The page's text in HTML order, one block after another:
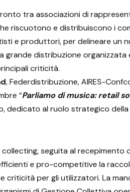
tra associazioni di
riscuotono e distribuiscono i
e produttori, per delineare un
distribuzione organizzata
criticità.
, Federdistribuzione, AIRES-
“Parliamo di musica: retail
dedicato al ruolo strategico
seguita al recepimento
e pro-competitive la
criticità per gli utilizzatori. La